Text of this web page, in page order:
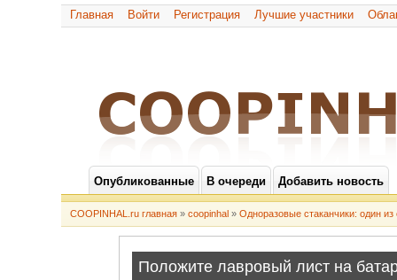
Главная Войти Регистрация Лучшие участники
Опубликованные В очереди Добавить новость
COOPINHAL.ru главная » coopinhal » Одноразовые стаканчики: один